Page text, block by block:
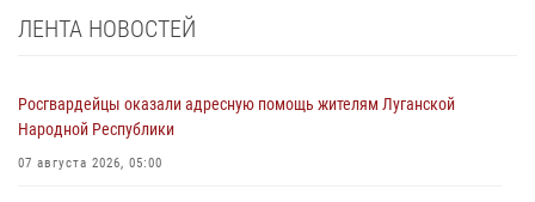
ЛЕНТА НОВОСТЕЙ
Росгвардейцы оказали адресную помощь жителям Луганской
Народной Республики
07 августа 2026, 05:00